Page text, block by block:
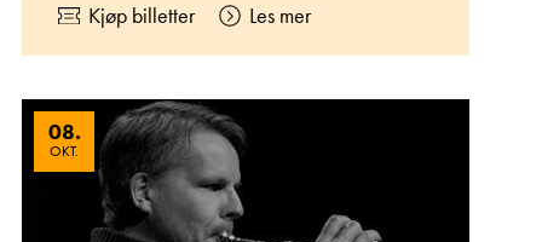
Kjøp billetter Les mer
08.
OKT.